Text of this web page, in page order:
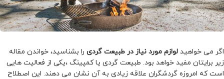
اگر می خواهید لوازم مورد نیاز در طبیعت گردی را بشناسید، خواندن مقاله
زیر برایتان مفید خواهد بود. طبیعت گردی یا کمپینگ ،یکی از فعالیت هایی
است که امروزه گردشگران علاقه زیادی به آن نشان می دهند. این اصطلاح